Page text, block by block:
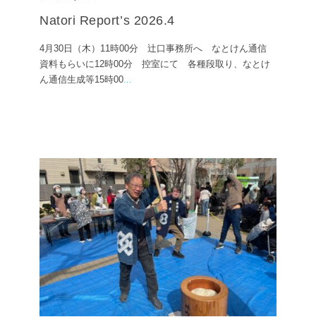
Natori Report’s 2026.4
4月30日（木）11時00分 辻口事務所へ なとけん通信
資料もらいに12時00分 控室にて 各種段取り、なとけ
ん通信生成等15時00